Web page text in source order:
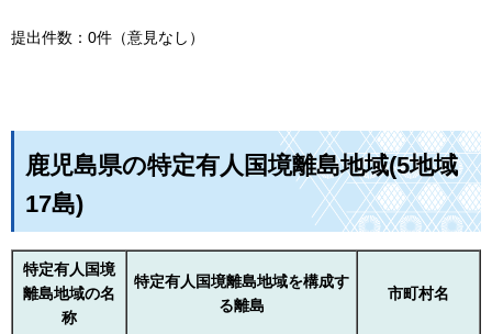
提出件数：0件（意見なし）
鹿児島県の特定有人国境離島地域(5地域
17島)
特定有人国境
離島地域の名
称
特定有人国境離島地域を構成す
る離島
市町村名